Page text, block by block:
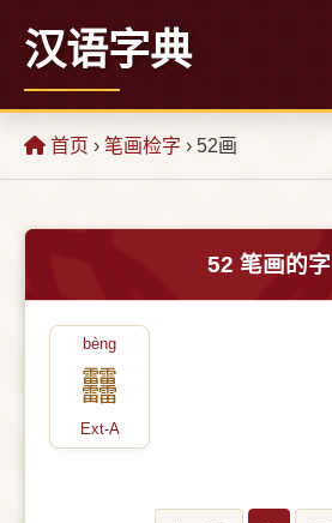
汉语字典
首页 › 笔画检字 › 52画
52 笔画的字
bèng
䨻
Ext-A